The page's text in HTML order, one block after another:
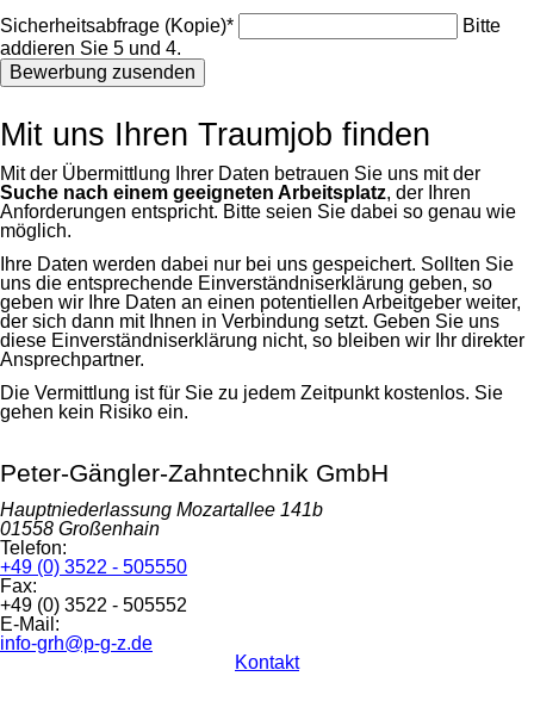
Pflichtfeld
Sicherheitsabfrage (Kopie)*
Bitte
addieren Sie 5 und 4.
Bewerbung zusenden
Mit uns Ihren Traumjob finden
Mit der Übermittlung Ihrer Daten betrauen Sie uns mit der
Suche nach einem geeigneten Arbeitsplatz, der Ihren
Anforderungen entspricht. Bitte seien Sie dabei so genau wie
möglich.
Ihre Daten werden dabei nur bei uns gespeichert. Sollten Sie
uns die entsprechende Einverständniserklärung geben, so
geben wir Ihre Daten an einen potentiellen Arbeitgeber weiter,
der sich dann mit Ihnen in Verbindung setzt. Geben Sie uns
diese Einverständniserklärung nicht, so bleiben wir Ihr direkter
Ansprechpartner.
Die Vermittlung ist für Sie zu jedem Zeitpunkt kostenlos. Sie
gehen kein Risiko ein.
Peter-Gängler-Zahntechnik GmbH
Hauptniederlassung Mozartallee 141b
01558 Großenhain
Telefon:
+49 (0) 3522 - 505550
Fax:
+49 (0) 3522 - 505552
E-Mail:
info-grh@p-g-z.de
Kontakt